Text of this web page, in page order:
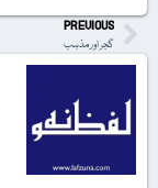
PREVIOUS
گجر اور مذہب